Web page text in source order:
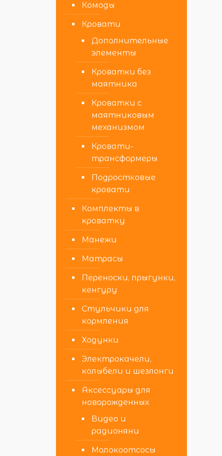
Комоды
Кровати
Дополнительные
элементы
Кроватки без
маятника
Кроватки с
маятниковым
механизмом
Кровати-
трансформеры
Подростковые
кровати
Комплекты в
кроватку
Манежи
Матрасы
Переноски, прыгунки,
кенгуру
Стульчики для
кормления
Ходунки
Электрокачели,
колыбели и шезлонги
Аксессуары для
новорожденных
Видео и
радионяни
Молокоотсосы